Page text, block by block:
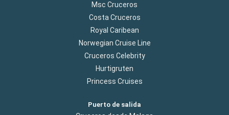
Msc Cruceros
Costa Cruceros
Royal Caribean
Norwegian Cruise Line
Cruceros Celebrity
Hurtigruten
Princess Cruises
Puerto de salida